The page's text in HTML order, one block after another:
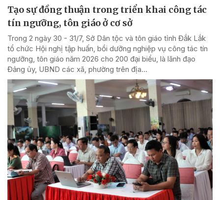
Tạo sự đồng thuận trong triển khai công tác
tín ngưỡng, tôn giáo ở cơ sở
Trong 2 ngày 30 - 31/7, Sở Dân tộc và tôn giáo tỉnh Đắk Lắk
tổ chức Hội nghị tập huấn, bồi dưỡng nghiệp vụ công tác tín
ngưỡng, tôn giáo năm 2026 cho 200 đại biểu, là lãnh đạo
Đảng ủy, UBND các xã, phường trên địa...